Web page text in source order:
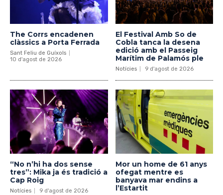
The Corrs encadenen
clàssics a Porta Ferrada
Sant Feliu de Guíxols
10 d'agost de 2026
El Festival Amb So de
Cobla tanca la desena
edició amb el Passeig
Marítim de Palamós ple
Notícies 9 d'agost de 2026
“No n’hi ha dos sense
tres”: Mika ja és tradició a
Cap Roig
Notícies 9 d'agost de 2026
Mor un home de 61 anys
ofegat mentre es
banyava mar endins a
l’Estartit